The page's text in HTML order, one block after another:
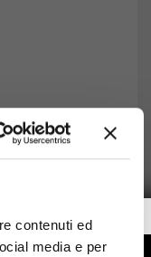
contenuti ed
media e per